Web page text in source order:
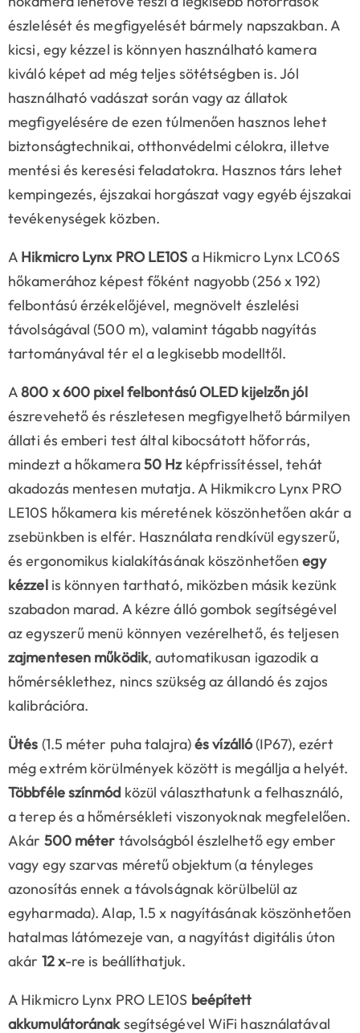
észlelését és megfigyelését bármely napszakban. A
kicsi, egy kézzel is könnyen használható kamera
kiváló képet ad még teljes sötétségben is. Jól
használható vadászat során vagy az állatok
megfigyelésére de ezen túlmenően hasznos lehet
biztonságtechnikai, otthonvédelmi célokra, illetve
mentési és keresési feladatokra. Hasznos társ lehet
kempingezés, éjszakai horgászat vagy egyéb éjszakai
tevékenységek közben.
A Hikmicro Lynx PRO LE10S a Hikmicro Lynx LC06S
hőkamerához képest főként nagyobb (256 x 192)
felbontású érzékelőjével, megnövelt észlelési
távolságával (500 m), valamint tágabb nagyítás
tartományával tér el a legkisebb modelltől.
A800 x 600 pixel felbontású OLEDkijelzőn jól
észrevehető és részletesen megfigyelhető bármilyen
állati és emberi test által kibocsátott hőforrás,
mindezt a hőkamera50 Hzképfrissítéssel, tehát
akadozás mentesen mutatja. A Hikmikcro Lynx PRO
LE10S hőkamera kis méretének köszönhetően akár a
zsebünkben is elfér. Használata rendkívül egyszerű,
és ergonomikus kialakításának köszönhetően egy
kézzelis könnyen tartható, miközben másik kezünk
szabadon marad. A kézre álló gombok segítségével
az egyszerű menü könnyen vezérelhető, és teljesen
zajmentesen működik, automatikusan igazodik a
hőmérséklethez, nincs szükség az állandó és zajos
kalibrációra.
Ütés (1.5 méter puha talajra)és vízálló(IP67), ezért
még extrém körülmények között is megállja a helyét.
Többféle színmód közül választhatunk a felhasználó,
a terep és a hőmérsékleti viszonyoknak megfelelően.
Akár 500 méter távolságból észlelhető egy ember
vagy egy szarvas méretű objektum (a tényleges
azonosítás ennek a távolságnak körülbelül az
egyharmada). Alap, 1.5 x nagyításának köszönhetően
hatalmas látómezeje van, a nagyítást digitális úton
akár 12 x-re is beállíthatjuk.
A Hikmicro Lynx PRO LE10S beépített
akkumulátoránaksegítségével WiFi használatával